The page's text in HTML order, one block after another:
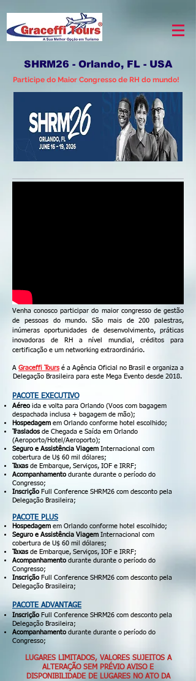
SHRM26 - Orlando, FL - USA
Participe do Maior Congresso de RH do mundo!
Venha conosco participar do maior congresso de gestão
de pessoas do mundo. São mais de 200 palestras,
inúmeras oportunidades de desenvolvimento, práticas
inovadoras de RH a nível mundial, créditos para
certificação e um networking extraordinário.
A Graceffi Tours é a Agência Oficial no Brasil e organiza a
Delegação Brasileira para este Mega Evento desde 2018.
PACOTE EXECUTIVO
Aéreo ida e volta para Orlando (Voos com bagagem
despachada inclusa + bagagem de mão);
Hospedagem em Orlando conforme hotel escolhido;
Traslados de Chegada e Saída em Orlando
(Aeroporto/Hotel/Aeroporto);
Seguro e Assistência Viagem Internacional com
cobertura de U$ 60 mil dólares;
Taxas de Embarque, Serviços, IOF e IRRF;
Acompanhamento durante durante o período do
Congresso;
Inscrição Full Conference SHRM26 com desconto pela
Delegação Brasileira;
PACOTE PLUS
Hospedagem em Orlando conforme hotel escolhido;
Seguro e Assistência Viagem Internacional com
cobertura de U$ 60 mil dólares;
Taxas de Embarque, Serviços, IOF e IRRF;
Acompanhamento durante durante o período do
Congresso;
Inscrição Full Conference SHRM26 com desconto pela
Delegação Brasileira;
PACOTE ADVANTAGE
Inscrição Full Conference SHRM26 com desconto pela
Delegação Brasileira;
Acompanhamento durante durante o período do
Congresso;
LUGARES LIMITADOS, VALORES SUJEITOS A
ALTERAÇÃO SEM PRÉVIO AVISO E
DISPONIBILIDADE DE LUGARES NO ATO DA